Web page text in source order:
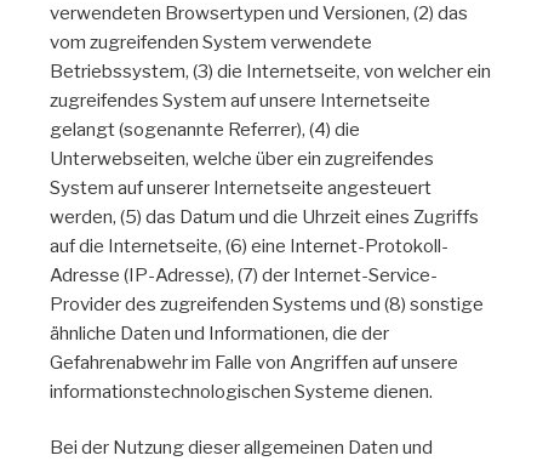
verwendeten Browsertypen und Versionen, (2) das
vom zugreifenden System verwendete
Betriebssystem, (3) die Internetseite, von welcher ein
zugreifendes System auf unsere Internetseite
gelangt (sogenannte Referrer), (4) die
Unterwebseiten, welche über ein zugreifendes
System auf unserer Internetseite angesteuert
werden, (5) das Datum und die Uhrzeit eines Zugriffs
auf die Internetseite, (6) eine Internet-Protokoll-
Adresse (IP-Adresse), (7) der Internet-Service-
Provider des zugreifenden Systems und (8) sonstige
ähnliche Daten und Informationen, die der
Gefahrenabwehr im Falle von Angriffen auf unsere
informationstechnologischen Systeme dienen.
Bei der Nutzung dieser allgemeinen Daten und